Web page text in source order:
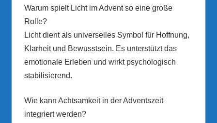
Warum spielt Licht im Advent so eine große
Rolle?
Licht dient als universelles Symbol für Hoffnung,
Klarheit und Bewusstsein. Es unterstützt das
emotionale Erleben und wirkt psychologisch
stabilisierend.
Wie kann Achtsamkeit in der Adventszeit
integriert werden?